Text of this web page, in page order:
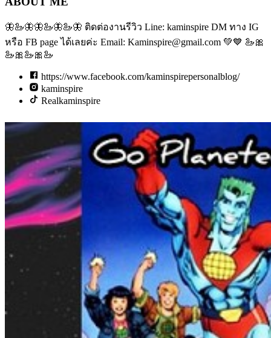
🦋🦢🦋🦋🦢🦋🦢🦋 ติดต่องานรีวิว Line: kaminspire DM ทาง IG
หรือ FB page ได้เลยค่ะ Email: Kaminspire@gmail.com 💚💙 🦢🎀
🦢🎀🦢🎀🦢
https://www.facebook.com/kaminspirepersonalblog/
kaminspire
Realkaminspire